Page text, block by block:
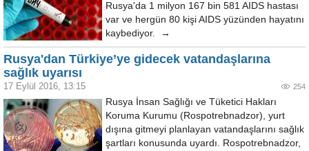
Rusya'da 1 milyon 167 bin 581 AIDS hastası
var ve hergün 80 kişi AIDS yüzünden hayatını
kaybediyor. →
Rusya'dan Türkiye’ye gidecek vatandaşlarına
sağlık uyarısı
17 Eylül 2016, 13:15 254
Rusya İnsan Sağlığı ve Tüketici Hakları
Koruma Kurumu (Rospotrebnadzor), yurt
dışına gitmeyi planlayan vatandaşlarını sağlık
şartları konusunda uyardı. Rospotrebnadzor,